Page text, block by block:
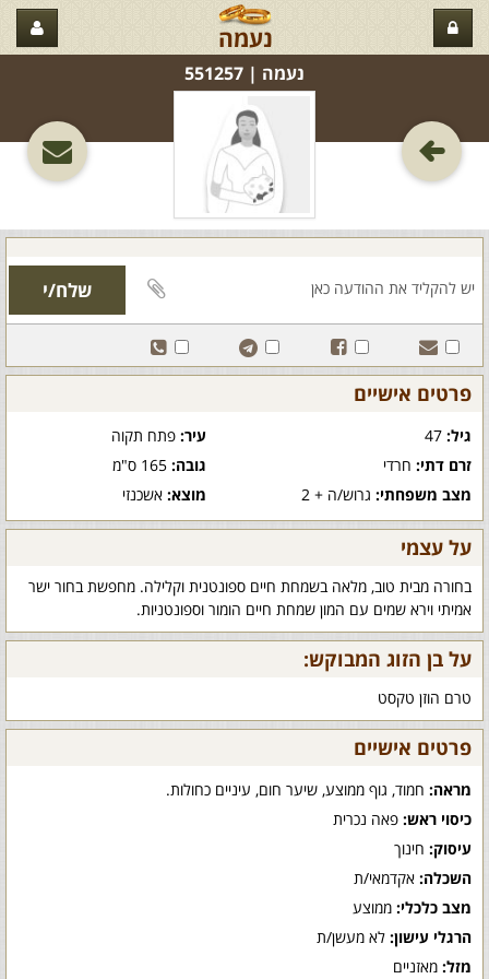
נעמה
נעמה‏ | 551257
פרטים אישיים
גיל: עיר:פתח תקוה
זרם דתי: חרדי גובה:165 ס"מ
מצב משפחתי: גרוש/ה + 2 מוצא:אשכנזי
על עצמי
בחורה מבית טוב, מלאה בשמחת חיים ספונטנית וקלילה. מחפשת בחור ישר
אמיתי וירא שמים עם המון שמחת חיים הומור וספונטניות.
על בן הזוג המבוקש:
טרם הוזן טקסט
פרטים אישיים
מראה: חמוד, גוף ממוצע, שיער חום, עיניים כחולות.
כיסוי ראש: פאה נכרית
עיסוק: חינוך
השכלה: אקדמאי/ת
מצב כלכלי: ממוצע
הרגלי עישון: לא מעשן/ת
מזל: מאזניים